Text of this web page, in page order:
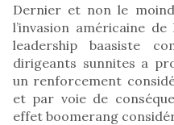
Dernier et non le
l’invasion américaine
leadership baasiste
dirigeants sunnites a
un renforcement
et par voie de
effet boomerang